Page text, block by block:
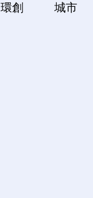
環創 城市